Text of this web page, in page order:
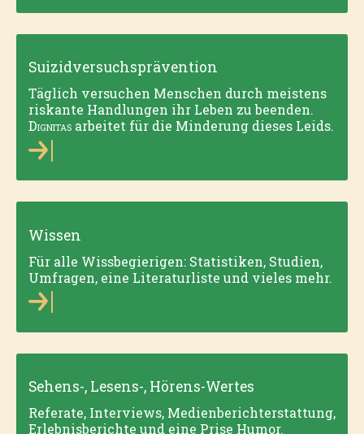
Suizidversuchsprävention
Täglich versuchen Menschen durch meistens
riskante Handlungen ihr Leben zu beenden.
Dignitasarbeitet für die Minderung dieses Leids.
Wissen
Für alle Wissbegierigen: Statistiken, Studien,
Umfragen, eine Literaturliste und vieles mehr.
Sehens-, Lesens-, Hörens-Wertes
Referate, Interviews, Medienberichterstattung,
Erlebnisberichte und eine Prise Humor.